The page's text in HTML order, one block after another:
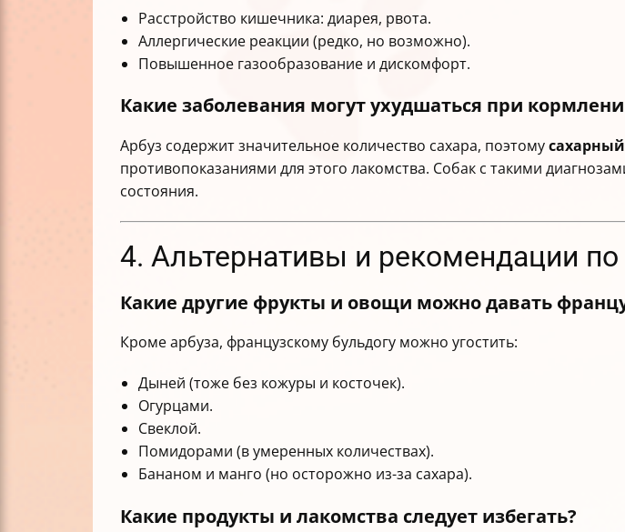
Расстройство кишечника: диарея, рвота.
Аллергические реакции (редко, но возможно).
Повышенное газообразование и дискомфорт.
Какие заболевания могут ухудшаться при
Арбуз содержит значительное количество сахара, поэтому
противопоказаниями для этого лакомства. Собак с такими
состояния.
4. Альтернативы и рекомендации по
Какие другие фрукты и овощи можно давать
Кроме арбуза, французскому бульдогу можно угостить:
Дыней (тоже без кожуры и косточек).
Огурцами.
Свеклой.
Помидорами (в умеренных количествах).
Бананом и манго (но осторожно из-за сахара).
Какие продукты и лакомства следует избегать?